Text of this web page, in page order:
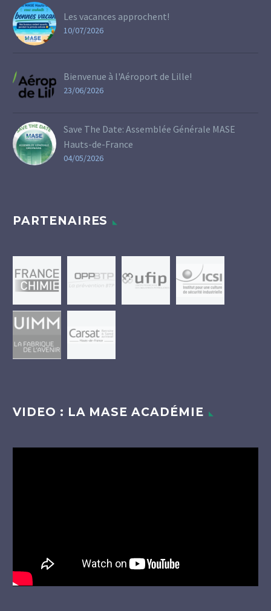
Les vacances approchent!
10/07/2026
Bienvenue à l'Aéroport de Lille!
23/06/2026
Save The Date: Assemblée Générale MASE
Hauts-de-France
04/05/2026
PARTENAIRES
VIDEO : LA MASE ACADÉMIE